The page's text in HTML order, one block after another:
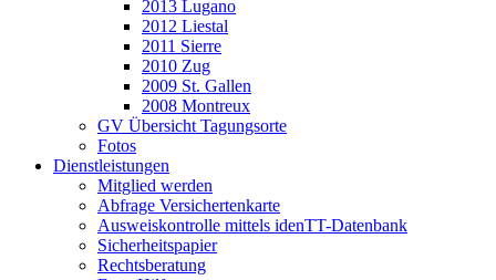
2013 Lugano
2012 Liestal
2011 Sierre
2010 Zug
2009 St. Gallen
2008 Montreux
GV Übersicht Tagungsorte
Fotos
Dienstleistungen
Mitglied werden
Abfrage Versichertenkarte
Ausweiskontrolle mittels idenTT-Datenbank
Sicherheitspapier
Rechtsberatung